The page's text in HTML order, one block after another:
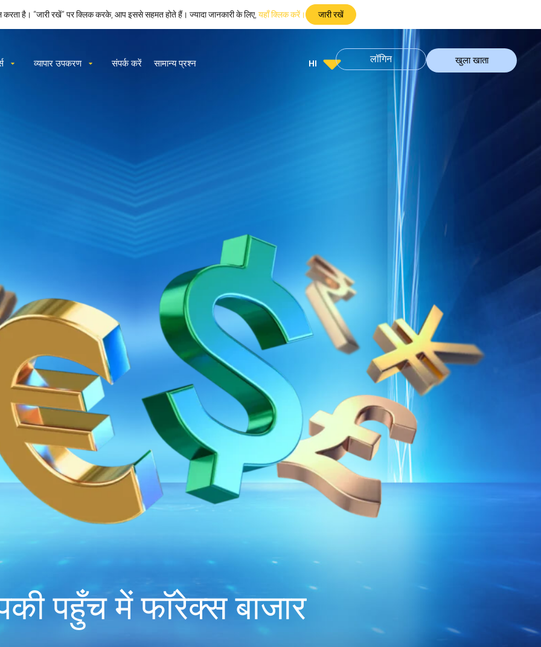
व्यापार उपकरण संपर्क करें सामान्य प्रश्न HI लॉगिन खुला खाता
पहुँच में फॉरेक्स बाजार
है। “जारी रखें” पर क्लिक करके, आप इससे सहमत होते हैं। ज्यादा जानकारी के लिए, यहाँ क्लिक करें। जारी रखें